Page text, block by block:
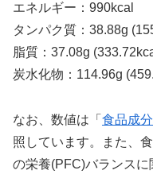
エネルギー：990kcal
タンパク質：38.88g
脂質：37.08g
炭水化物：114.96g
なお、数値は「 食品成
照しています。また、
の栄養(PFC)バランスに